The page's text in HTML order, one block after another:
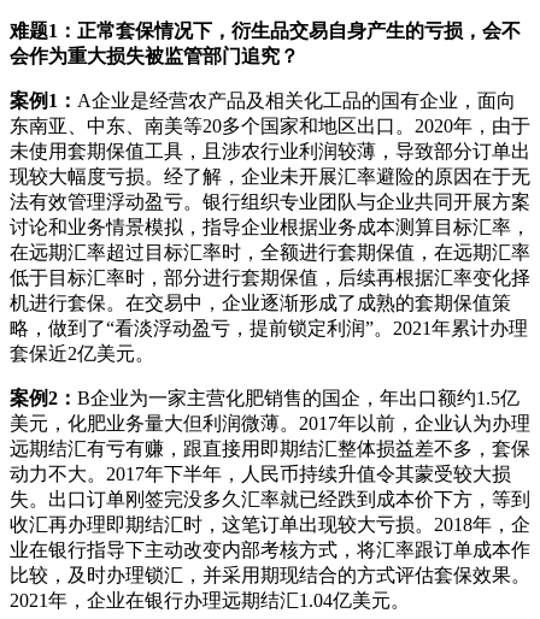
难题1：正常套保情况下，衍生品交易自身产生的亏损，会不
会作为重大损失被监管部门追究？
案例1： A企业是经营农产品及相关化工品的国有企业，面向
东南亚、中东、南美等20多个国家和地区出口。2020年，由于
未使用套期保值工具，且涉农行业利润较薄，导致部分订单出
现较大幅度亏损。经了解，企业未开展汇率避险的原因在于无
法有效管理浮动盈亏。银行组织专业团队与企业共同开展方案
讨论和业务情景模拟，指导企业根据业务成本测算目标汇率，
在远期汇率超过目标汇率时，全额进行套期保值，在远期汇率
低于目标汇率时，部分进行套期保值，后续再根据汇率变化择
机进行套保。在交易中，企业逐渐形成了成熟的套期保值策
略，做到了“看淡浮动盈亏，提前锁定利润”。2021年累计办理
套保近2亿美元。
案例2： B企业为一家主营化肥销售的国企，年出口额约1.5亿
美元，化肥业务量大但利润微薄。2017年以前，企业认为办理
远期结汇有亏有赚，跟直接用即期结汇整体损益差不多，套保
动力不大。2017年下半年，人民币持续升值令其蒙受较大损
失。出口订单刚签完没多久汇率就已经跌到成本价下方，等到
收汇再办理即期结汇时，这笔订单出现较大亏损。2018年，企
业在银行指导下主动改变内部考核方式，将汇率跟订单成本作
比较，及时办理锁汇，并采用期现结合的方式评估套保效果。
2021年，企业在银行办理远期结汇1.04亿美元。